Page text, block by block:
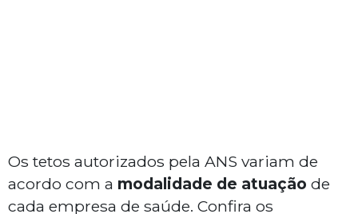
Os tetos autorizados pela ANS variam de
acordo com a modalidade de atuação de
cada empresa de saúde. Confira os